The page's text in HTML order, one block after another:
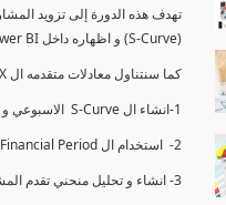
(S-Curve) و اظهاره داخل Power BI و كيفيه استخدام خاصيه Financial Period داهل البريماف
كما سنتناول معادلات متقدمه ال DAX ستمكننا منا عرض نسم التقدم و التأخير في المشروع و اي الاقسام اكثر تأخيرا , كل هذا بشكل تفاعلي و محدث باستمرار.
1-انشاء ال S-Curve الاسبوعي و التراكمي للBaseline داخل ال Power BI.
2- استخدام ال Financial Period في عمل التحديثات و حفظها.
3- انشاء و تحليل منحني تقدم المشروع EV% الاسبوعي و التراكمي.